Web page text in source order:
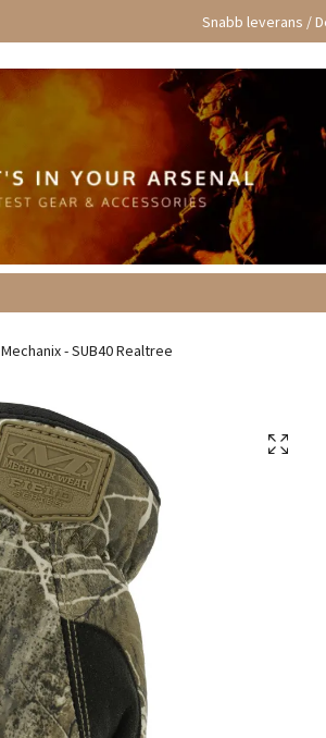
Snabb leverans /
Mechanix - SUB40 Realtree